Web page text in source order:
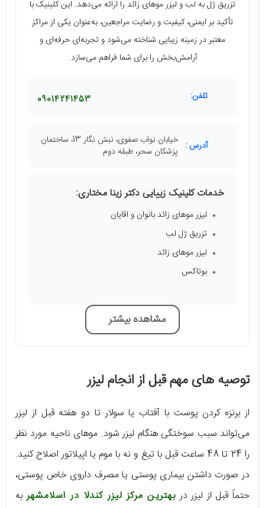
تزریق ژل به لب و لیزر موهای زائد را ارائه می‌دهد. این کلینیک با
تأکید بر ایمنی، کیفیت و رضایت مراجعین، به‌عنوان یکی از مراکز
معتبر در زمینه زیبایی شناخته می‌شود و تجربه‌ای حرفه‌ای و
آرامش‌بخش را برای شما فراهم می‌سازد.
تلفن: 09014241453
آدرس :
خیابان نواب صفوی، نبش نگار 13، ساختمان
پزشکان سحر، طبقه دوم
خدمات کلینیک زییایی دکتر زینا مختاری:
لیزر موهای زائد بانوان و اقایان
تزریق ژل لب
لیزر موهای زائد
بوتاکس
مشاهده بیشتر
توصیه های مهم قبل از انجام لیزر
از برنزه کردن پوست با آفتاب یا سولار تا دو هفته قبل از لیزر
می‌تواند سبب سوختگی هنگام لیزر شود. موهای ناحیه مورد نظر
را 24 تا 48 ساعت قبل با تیغ و نه با موم یا اپیلاتور اصلاح کنید.
در صورت داشتن بیماری پوستی یا مصرف داروی خاص پوستی،
حتماً قبل از لیزر در بهترین مرکز لیزر کندلا در اسلامشهربه